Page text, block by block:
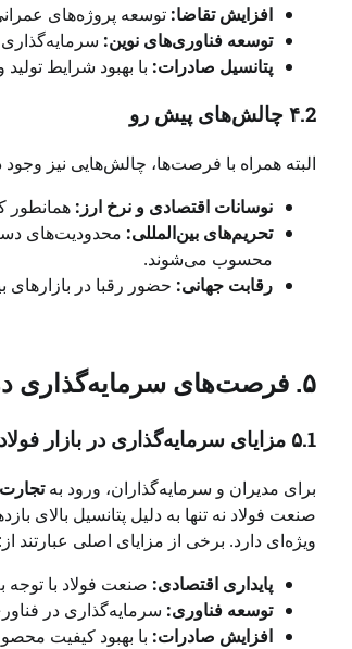
افزایش تقاضا: توسعه پروژه‌های
توسعه فناوری‌های نوین:
پتانسیل صادرات: با بهبود شرایط
۴.2 چالش‌های پیش رو
البته همراه با فرصت‌ها، چالش‌هایی نیز وجود
نوسانات اقتصادی و نرخ ارز: همانطور
تحریم‌های بین‌المللی: محدودیت‌های
محسوب می‌شوند.
رقابت جهانی: حضور رقبا در
۵. فرصت‌های سرمایه‌گذاری در صنعت فولاد
۵.1 مزایای سرمایه‌گذاری در بازار فولاد
برای مدیران و سرمایه‌گذاران، ورود بهتجارت
صنعت فولاد نه تنها به دلیل پتانسیل
ویژه‌ای دارد. برخی از مزایای اصلی عبارتند از:
پایداری اقتصادی: صنعت فولاد با
توسعه فناوری: سرمایه‌گذاری در
افزایش صادرات: با بهبود کیفیت